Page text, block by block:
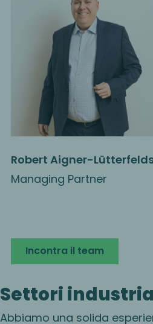
Robert Aigner-
Managing Partner
Refractories
Incontrare Ron Alon
Incontra il team
Settori
Abbiamo una solida